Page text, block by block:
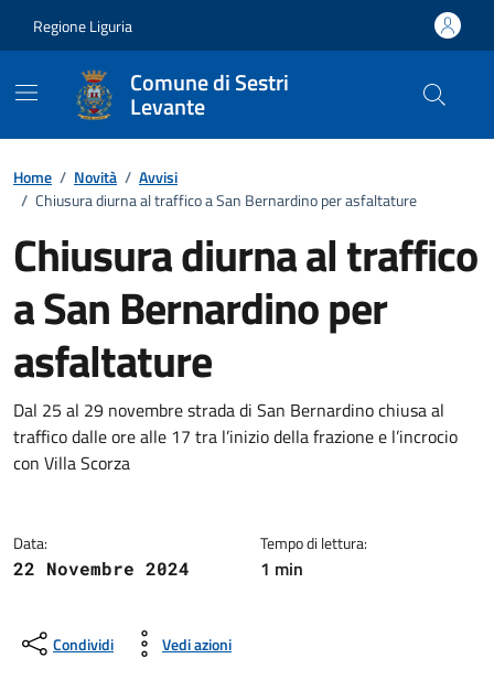
Regione Liguria
Comune di Sestri
Levante
Home / Novità / Avvisi
/ Chiusura diurna al traffico a San Bernardino per asfaltature
Chiusura diurna al traffico
a San Bernardino per
asfaltature
Dettagli della notizia
Dal 25 al 29 novembre strada di San Bernardino chiusa al
traffico dalle ore alle 17 tra l’inizio della frazione e l’incrocio
con Villa Scorza
Data:
22 Novembre 2024
Tempo di lettura:
1 min
Condividi Vedi azioni